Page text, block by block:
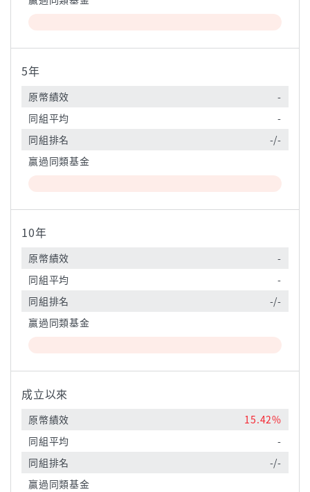
5年
原幣績效
-
同組平均
-
同組排名
-/-
贏過同類基金
10年
原幣績效
-
同組平均
-
同組排名
-/-
贏過同類基金
成立以來
原幣績效
15.42%
同組平均
-
同組排名
-/-
贏過同類基金